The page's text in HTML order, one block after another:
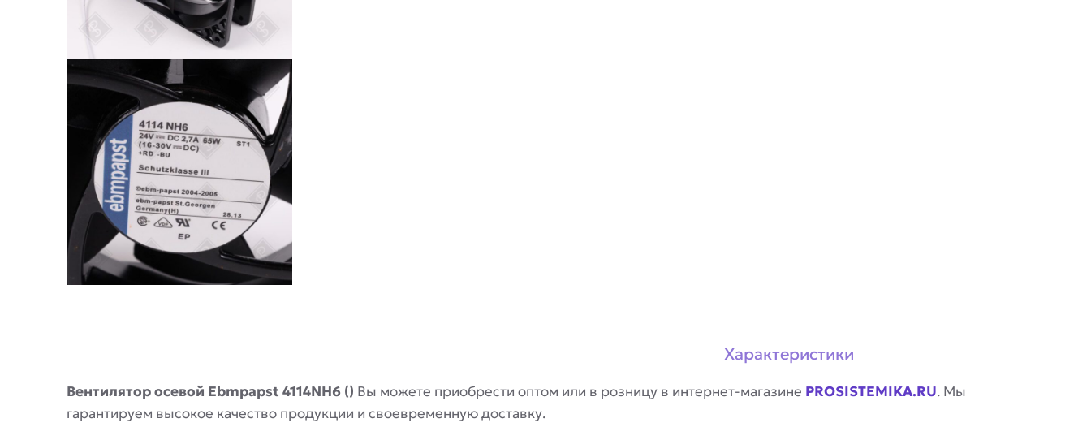
Характеристики
Вентилятор осевой Ebmpapst 4114NH6 () Вы можете приобрести оптом или в розницу в интернет-магазине PROSISTEMIKA.RU. Мы
гарантируем высокое качество продукции и своевременную доставку.